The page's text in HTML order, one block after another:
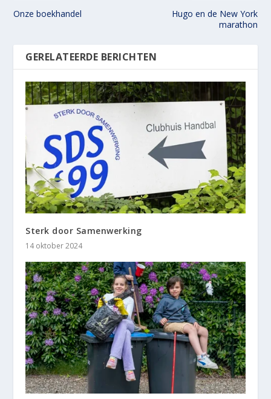
Onze boekhandel
Hugo en de New York
marathon
GERELATEERDE BERICHTEN
Sterk door Samenwerking
14 oktober 2024